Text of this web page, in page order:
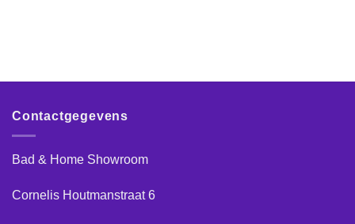
Contactgegevens
Bad & Home Showroom
Cornelis Houtmanstraat 6